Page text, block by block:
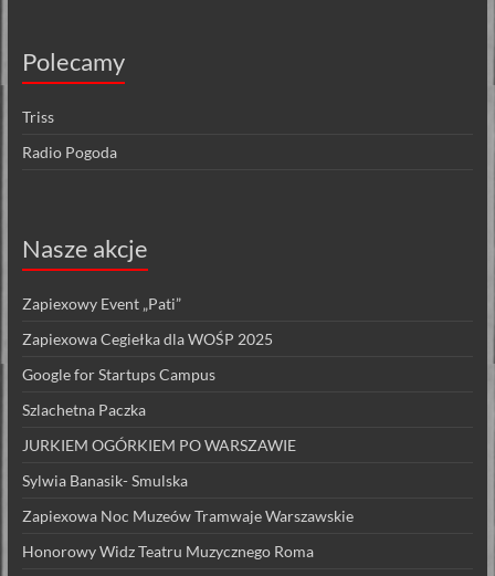
Polecamy
Triss
Radio Pogoda
Nasze akcje
Zapiexowy Event „Pati”
Zapiexowa Cegiełka dla WOŚP 2025
Google for Startups Campus
Szlachetna Paczka
JURKIEM OGÓRKIEM PO WARSZAWIE
Sylwia Banasik- Smulska
Zapiexowa Noc Muzeów Tramwaje Warszawskie
Honorowy Widz Teatru Muzycznego Roma